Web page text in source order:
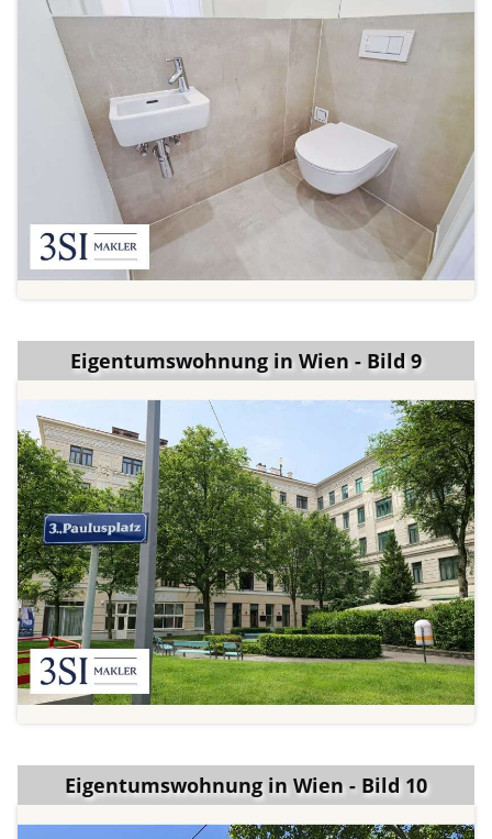
Eigentumswohnung in Wien - Bild 9
Eigentumswohnung in Wien - Bild 10